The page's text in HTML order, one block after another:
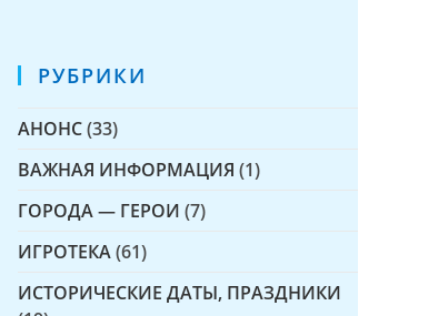
РУБРИКИ
АНОНС(33)
ВАЖНАЯ ИНФОРМАЦИЯ (1)
ГОРОДА — ГЕРОИ (7)
ИГРОТЕКА(61)
ИСТОРИЧЕСКИЕ ДАТЫ, ПРАЗДНИКИ